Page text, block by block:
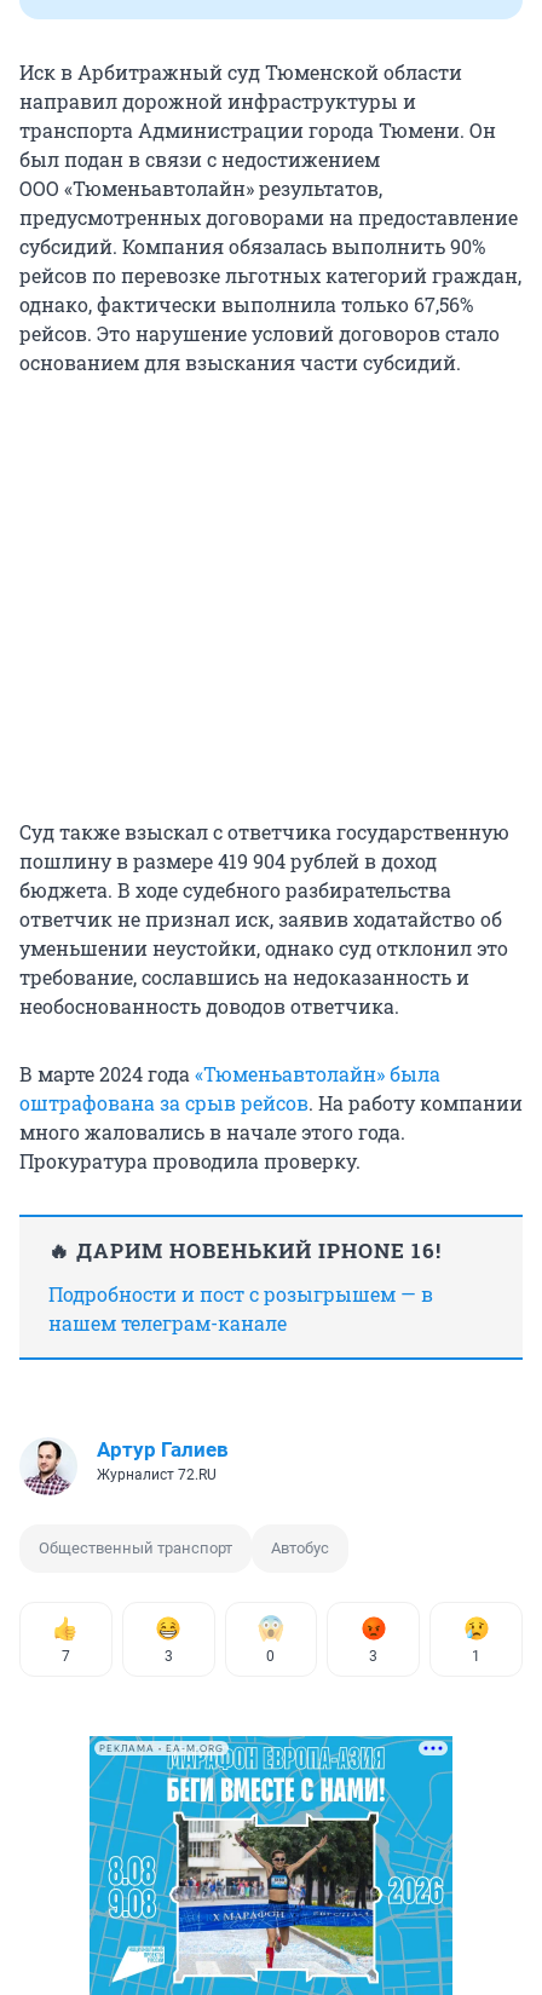
Иск в Арбитражный суд Тюменской области
направил дорожной инфраструктуры и
транспорта Администрации города Тюмени. Он
был подан в связи с недостижением
ООО «Тюменьавтолайн» результатов,
предусмотренных договорами на предоставление
субсидий. Компания обязалась выполнить 90%
рейсов по перевозке льготных категорий граждан,
однако, фактически выполнила только 67,56%
рейсов. Это нарушение условий договоров стало
основанием для взыскания части субсидий.
Суд также взыскал с ответчика государственную
пошлину в размере 419 904 рублей в доход
бюджета. В ходе судебного разбирательства
ответчик не признал иск, заявив ходатайство об
уменьшении неустойки, однако суд отклонил это
требование, сославшись на недоказанность и
необоснованность доводов ответчика.
В марте 2024 года«Тюменьавтолайн» была
оштрафована за срыв рейсов. На работу компании
много жаловались в начале этого года.
Прокуратура проводила проверку.
🔥 ДАРИМ НОВЕНЬКИЙ IPHONE 16!
Подробности и пост с розыгрышем — в
нашем телеграм-канале
Артур Галиев
Журналист 72.RU
Общественный транспорт Автобус
7 3 0 3 1
РЕКЛАМА • EA-M.ORG